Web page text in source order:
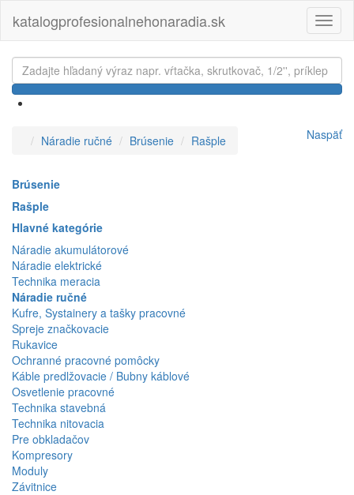
katalogprofesionalnehonaradia.sk
Náradie ručné Brúsenie Rašple Naspäť
Brúsenie
Rašple
Hlavné kategórie
Náradie akumulátorové
Náradie elektrické
Technika meracia
Náradie ručné
Kufre, Systainery a tašky pracovné
Spreje značkovacie
Rukavice
Ochranné pracovné pomôcky
Káble predlžovacie / Bubny káblové
Osvetlenie pracovné
Technika stavebná
Technika nitovacia
Pre obkladačov
Kompresory
Moduly
Závitnice